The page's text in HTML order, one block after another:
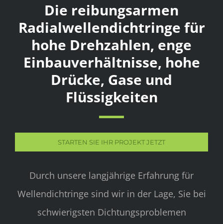
Die reibungsarmen
Radialwellendichtringe für
hohe Drehzahlen, enge
Einbauverhältnisse, hohe
Drücke, Gase und
Flüssigkeiten
STARTEN SIE IHR PROJEKT JETZT
Durch unsere langjährige Erfahrung für
Wellendichtringe sind wir in der Lage, Sie bei
schwierigsten Dichtungsproblemen